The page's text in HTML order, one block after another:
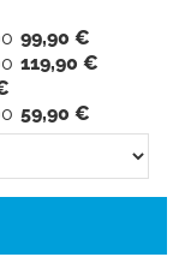
99,90 €
119,90 €
59,90 €